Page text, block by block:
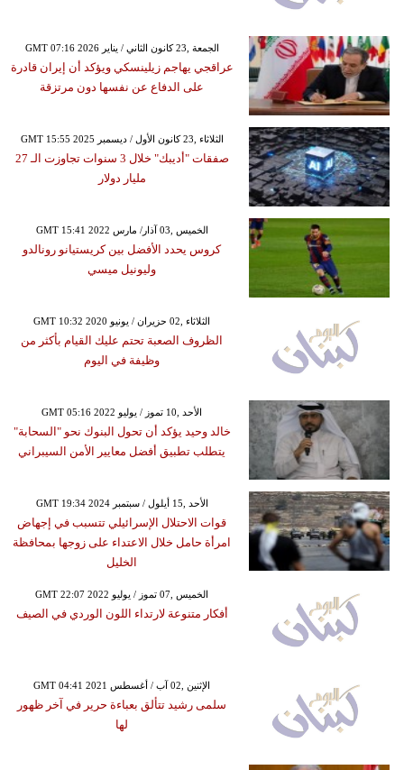
GMT 07:16 2026 الجمعة ,23 كانون الثاني / يناير
عراقجي يهاجم زيلينسكي ويؤكد أن إيران قادرة
على الدفاع عن نفسها دون مرتزقة
GMT 15:55 2025 الثلاثاء ,23 كانون الأول / ديسمبر
صفقات "أديبك" خلال 3 سنوات تجاوزت الـ 27
مليار دولار
GMT 15:41 2022 الخميس ,03 آذار/ مارس
كروس يحدد الأفضل بين كريستيانو رونالدو
وليونيل ميسي
GMT 10:32 2020 الثلاثاء ,02 حزيران / يونيو
الظروف الصعبة تحتم عليك القيام بأكثر من
وظيفة في اليوم
GMT 05:16 2022 الأحد ,10 تموز / يوليو
خالد وحيد يؤكد أن تحول البنوك نحو "السحابة"
يتطلب تطبيق أفضل معايير الأمن السيبراني
GMT 19:34 2024 الأحد ,15 أيلول / سبتمبر
قوات الاحتلال الإسرائيلي تتسبب في إجهاض
امرأة حامل خلال الاعتداء على زوجها بمحافظة
الخليل
GMT 22:07 2022 الخميس ,07 تموز / يوليو
أفكار متنوعة لارتداء اللون الوردي في الصيف
GMT 04:41 2021 الإثنين ,02 آب / أغسطس
سلمى رشيد تتألق بعباءة حرير في آخر ظهور
لها